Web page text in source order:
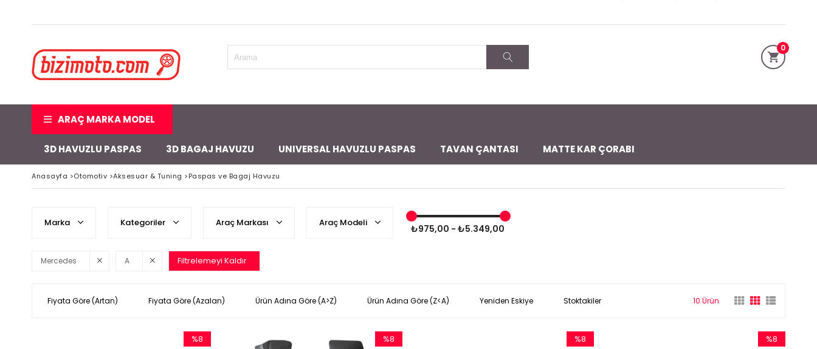
0
ARAÇ MARKA MODEL
3D HAVUZLU PASPAS 3D BAGAJ HAVUZU UNIVERSAL HAVUZLU PASPAS TAVAN ÇANTASI MATTE KAR ÇORABI
Anasayfa >Otomotiv >Aksesuar & Tuning >Paspas ve Bagaj Havuzu
Marka Kategoriler Araç Markası Araç Modeli
₺975,00 - ₺5.349,00
Mercedes A Filtrelemeyi Kaldır
Fiyata Göre (Artan) Fiyata Göre (Azalan) Ürün Adına Göre (A>Z) Ürün Adına Göre (Z<A) Yeniden Eskiye Stoktakiler 10 Ürün
%8
%8
%8
%8